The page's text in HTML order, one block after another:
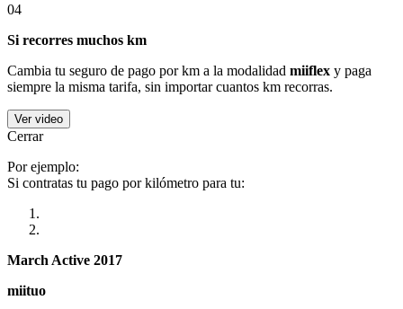
04
Si recorres muchos km
Cambia tu seguro de pago por km a la modalidad miiflex y paga
siempre la misma tarifa, sin importar cuantos km recorras.
Ver video
Cerrar
Por ejemplo:
Si contratas tu pago por kilómetro para tu:
March Active 2017
miituo